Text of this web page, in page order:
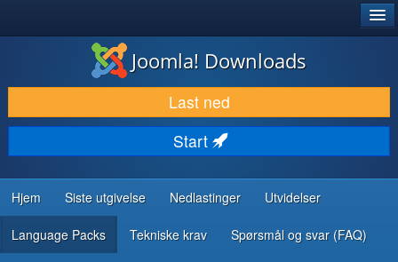
LAST NED & UTVID
OPPDAG & LÆR
SAMFUNN & BRUKERSTØTTE
UTVIKLINGSRESSURSER
Joomla! Downloads
Last ned
Start
Hjem Siste utgivelse Nedlastinger Utvidelser
Language Packs Tekniske krav Spørsmål og svar (FAQ)